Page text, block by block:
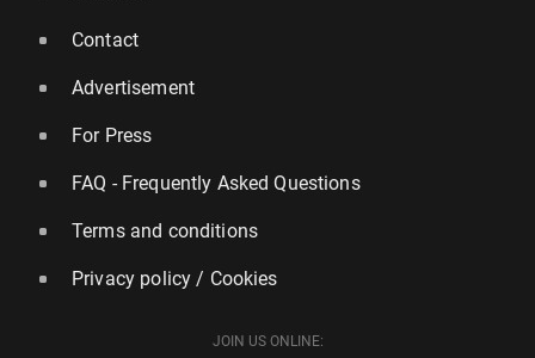
Contact
Advertisement
For Press
FAQ - Frequently Asked Questions
Terms and conditions
Privacy policy / Cookies
JOIN US ONLINE: